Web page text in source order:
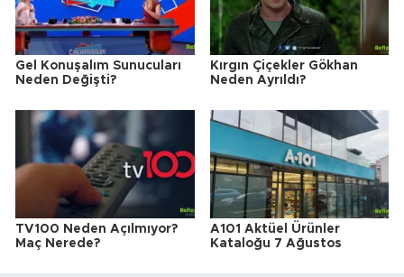
Gel Konuşalım Sunucuları
Neden Değişti?
Kırgın Çiçekler Gökhan
Neden Ayrıldı?
TV100 Neden Açılmıyor?
Maç Nerede?
A101 Aktüel Ürünler
Kataloğu 7 Ağustos